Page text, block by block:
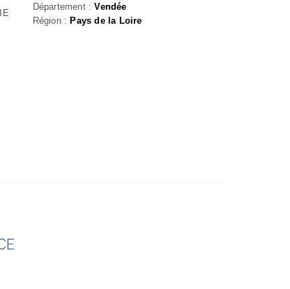
Département :Vendée
Région :Pays de la Loire